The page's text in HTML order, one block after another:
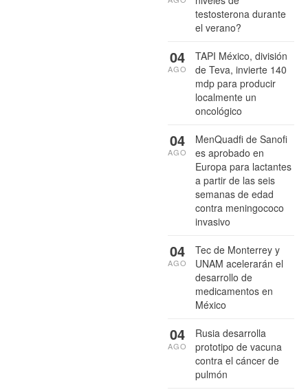
testosterona durante
el verano?
TAPI México, división
de Teva, invierte 140
mdp para producir
localmente un
oncológico
04
AGO
MenQuadfi de Sanofi
es aprobado en
Europa para lactantes
a partir de las seis
semanas de edad
contra meningococo
invasivo
04
AGO
Tec de Monterrey y
UNAM acelerarán el
desarrollo de
medicamentos en
México
04
AGO
Rusia desarrolla
prototipo de vacuna
contra el cáncer de
pulmón
04
AGO